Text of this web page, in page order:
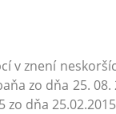
v znení
zo dňa 25. 08.
dňa